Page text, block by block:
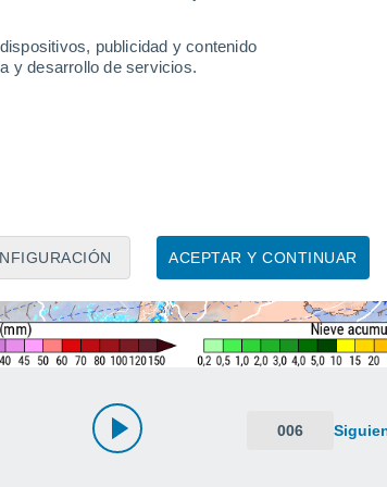
publicidad y contenido
y desarrollo de servicios.
ACEPTAR Y CONTINUAR
006